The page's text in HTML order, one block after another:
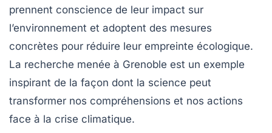
prennent conscience de leur impact sur
l’environnement et adoptent des mesures
concrètes pour réduire leur empreinte écologique.
La recherche menée à Grenoble est un exemple
inspirant de la façon dont la science peut
transformer nos compréhensions et nos actions
face à la crise climatique.